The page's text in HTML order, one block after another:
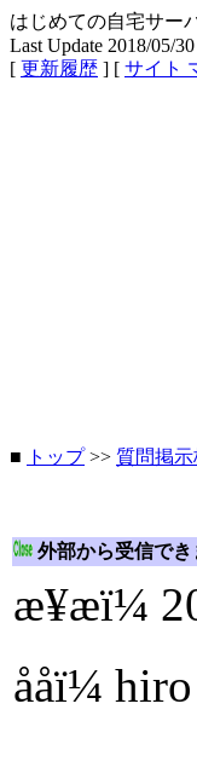
はじめての自宅サー
Last Update 2018/05/30
[ 更新履歴 ] [ サイト
■ トップ>> 質問掲示
外部から受信で
ååï¼ hiro